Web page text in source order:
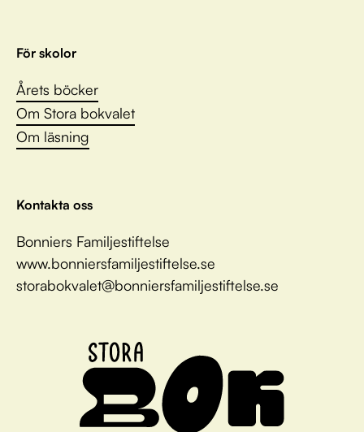
För skolor
Årets böcker
Om Stora bokvalet
Om läsning
Kontakta oss
Bonniers Familjestiftelse
www.bonniersfamiljestiftelse.se
storabokvalet@bonniersfamiljestiftelse.se